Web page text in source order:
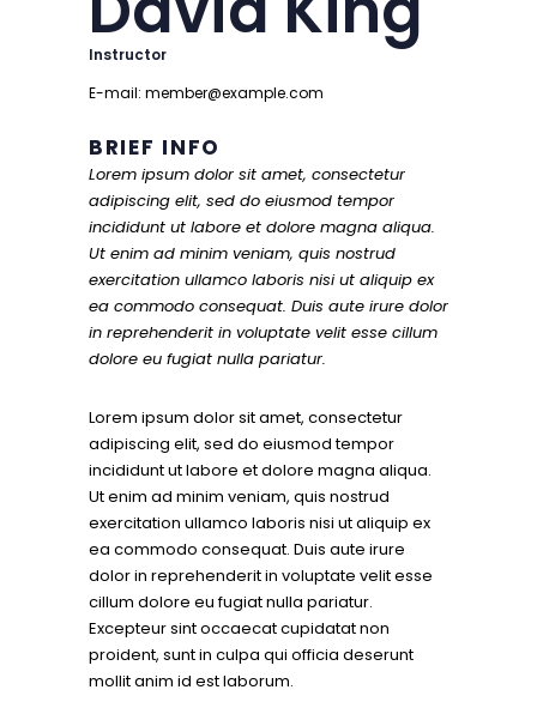
Instructor
E-mail: member@example.com
BRIEF INFO
Lorem ipsum dolor sit amet, consectetur
adipiscing elit, sed do eiusmod tempor
incididunt ut labore et dolore magna aliqua.
Ut enim ad minim veniam, quis nostrud
exercitation ullamco laboris nisi ut aliquip ex
ea commodo consequat. Duis aute irure dolor
in reprehenderit in voluptate velit esse cillum
dolore eu fugiat nulla pariatur.
Lorem ipsum dolor sit amet, consectetur
adipiscing elit, sed do eiusmod tempor
incididunt ut labore et dolore magna aliqua.
Ut enim ad minim veniam, quis nostrud
exercitation ullamco laboris nisi ut aliquip ex
ea commodo consequat. Duis aute irure
dolor in reprehenderit in voluptate velit esse
cillum dolore eu fugiat nulla pariatur.
Excepteur sint occaecat cupidatat non
proident, sunt in culpa qui officia deserunt
mollit anim id est laborum.